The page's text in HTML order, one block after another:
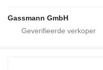
Gassmann GmbH